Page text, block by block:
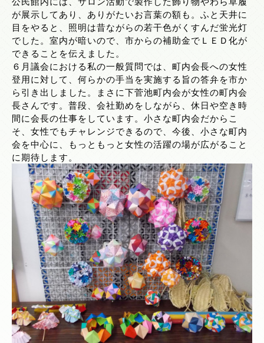
が展示してあり、ありがたいお言葉の額も。ふと天井に
目をやると、照明は昔ながらの若干色がくすんだ蛍光灯
でした。室内が暗いので、市からの補助金でＬＥＤ化が
できることを伝えました。
６月議会における私の一般質問では、町内会長への女性
登用に対して、何らかの手当を実施する旨の答弁を市か
ら引き出しました。まさに下菅池町内会が女性の町内会
長さんです。普段、会社勤めをしながら、休日や空き時
間に会長の仕事をしています。小さな町内会だからこ
そ、女性でもチャレンジできるので、今後、小さな町内
会を中心に、もっともっと女性の活躍の場が広がること
に期待します。